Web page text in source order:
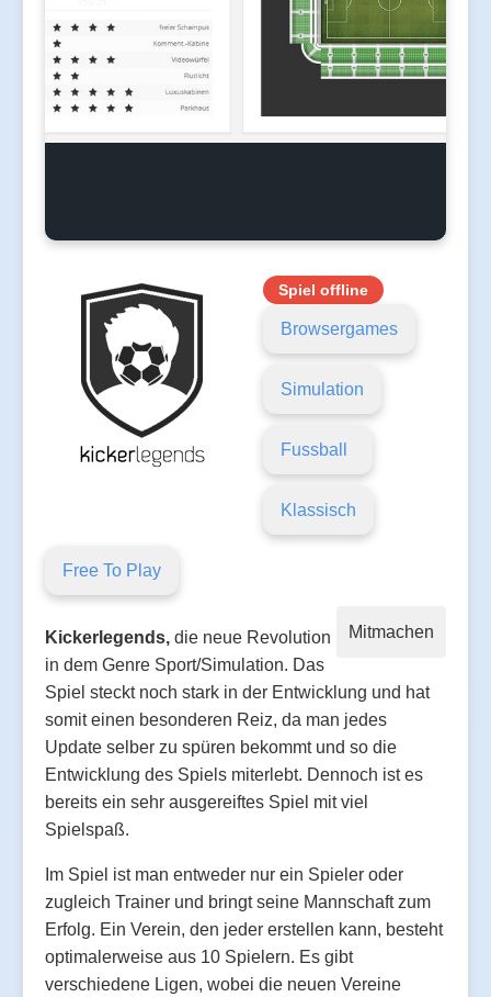
Spiel offline
Browsergames
Simulation
Fussball
Klassisch
Free To Play
Mitmachen
Kickerlegends, die neue Revolution
in dem Genre Sport/Simulation. Das
Spiel steckt noch stark in der Entwicklung und hat
somit einen besonderen Reiz, da man jedes
Update selber zu spüren bekommt und so die
Entwicklung des Spiels miterlebt. Dennoch ist es
bereits ein sehr ausgereiftes Spiel mit viel
Spielspaß.
Im Spiel ist man entweder nur ein Spieler oder
zugleich Trainer und bringt seine Mannschaft zum
Erfolg. Ein Verein, den jeder erstellen kann, besteht
optimalerweise aus 10 Spielern. Es gibt
verschiedene Ligen, wobei die neuen Vereine